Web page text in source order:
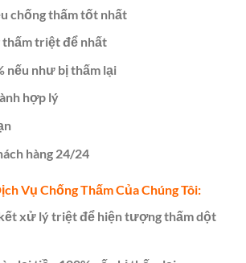
chống thấm tốt nhất
thấm triệt để nhất
nếu như bị thấm lại
hợp lý
hàng 24/24
Vụ Chống Thấm Của Chúng Tôi:
xử lý triệt để hiện tượng thấm dột